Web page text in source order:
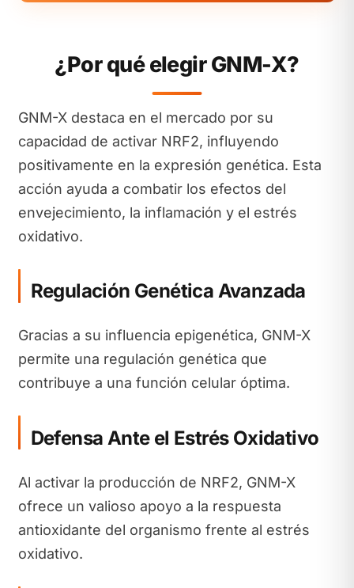
¿Por qué elegir GNM-X?
GNM-X destaca en el mercado por su
capacidad de activar NRF2, influyendo
positivamente en la expresión genética. Esta
acción ayuda a combatir los efectos del
envejecimiento, la inflamación y el estrés
oxidativo.
Regulación Genética Avanzada
Gracias a su influencia epigenética, GNM-X
permite una regulación genética que
contribuye a una función celular óptima.
Defensa Ante el Estrés Oxidativo
Al activar la producción de NRF2, GNM-X
ofrece un valioso apoyo a la respuesta
antioxidante del organismo frente al estrés
oxidativo.